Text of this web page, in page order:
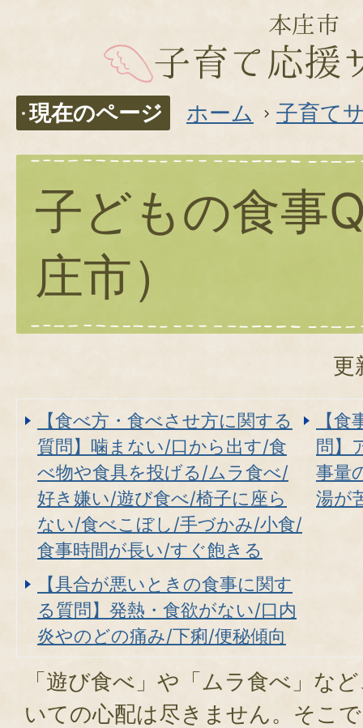
現在のページ ホーム 子育て
子どもの食事
庄市）
更
【食べ方・食べさせ方に関する
質問】噛まない/口から出す/食
べ物や食具を投げる/ムラ食べ/
好き嫌い/遊び食べ/椅子に座ら
ない/食べこぼし/手づかみ/小食/
食事時間が長い/すぐ飽きる
【
問】
事量
湯が
【具合が悪いときの食事に関す
る質問】発熱・食欲がない/口内
炎やのどの痛み/下痢/便秘傾向
「遊び食べ」や「ムラ食べ」な
いての心配は尽きません。そこ